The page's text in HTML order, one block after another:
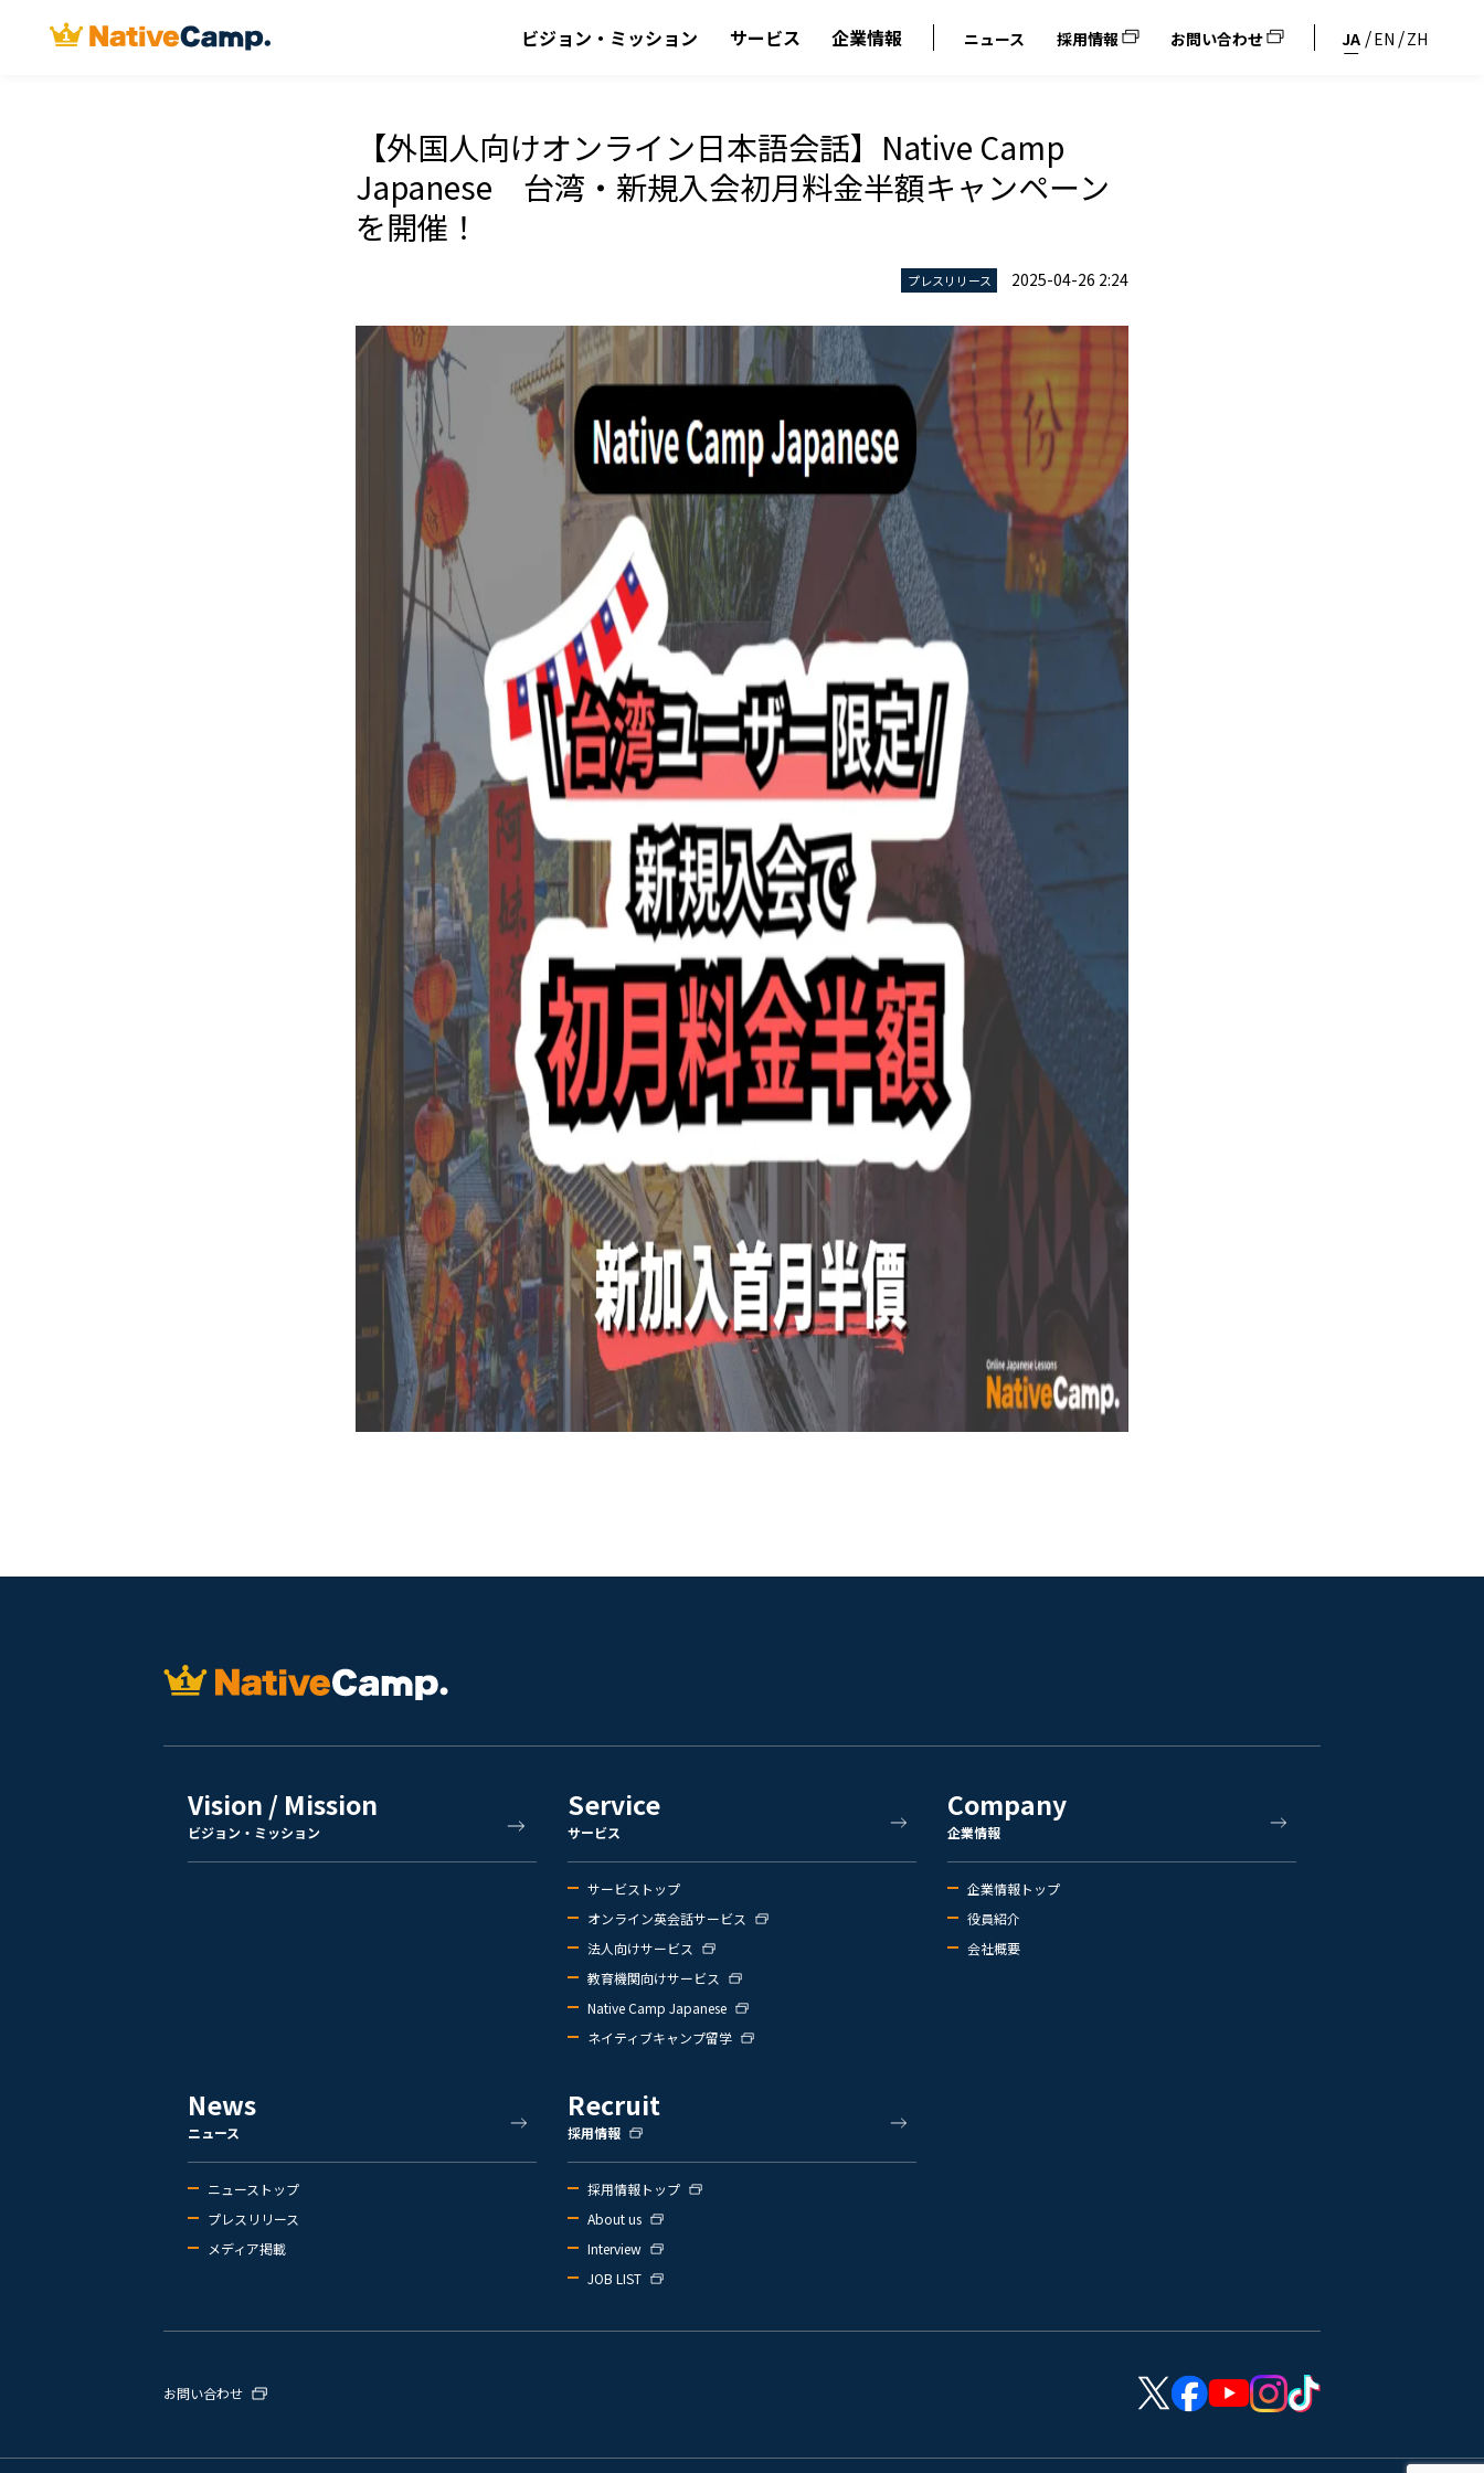
ビジョン・ミッション サービス 企業情報 ニュース 採用情報 お問い合わせ JA EN ZH
【外国人向けオンライン日本語会話】Native Camp
Japanese 台湾・新規入会初月料金半額キャンペーン
を開催！
プレスリリース 2025-04-26 2:24
Vision / Mission
ビジョン・ミッション
Service
サービス
サービストップ
オンライン英会話サービス
法人向けサービス
教育機関向けサービス
Native Camp Japanese
ネイティブキャンプ留学
Company
企業情報
企業情報トップ
役員紹介
会社概要
News
ニュース
ニューストップ
プレスリリース
メディア掲載
Recruit
採用情報
採用情報トップ
About us
Interview
JOB LIST
お問い合わせ